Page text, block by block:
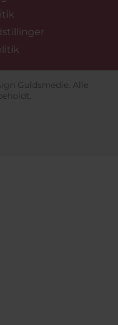
Guldsmedie. Alle